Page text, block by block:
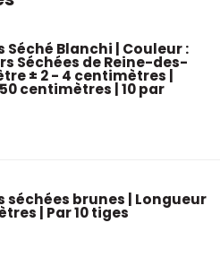
Séché Blanchi | Couleur :
Séchées de Reine-des-
± 2 - 4 centimètres |
centimètres | 10 par
séchées brunes | Longueur
| Par 10 tiges